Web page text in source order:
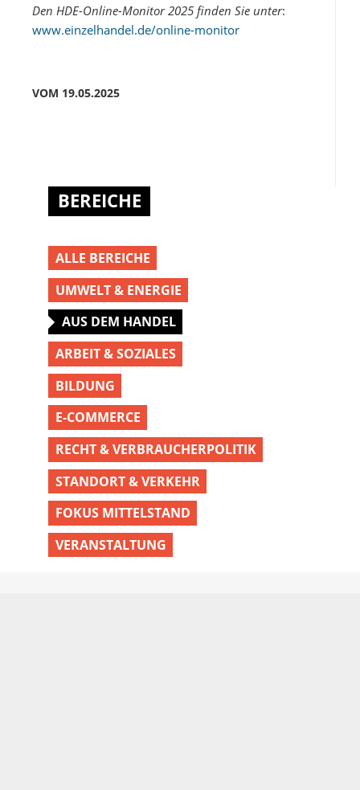
Den HDE-Online-Monitor 2025 finden Sie unter:
www.einzelhandel.de/online-monitor
VOM 19.05.2025
BEREICHE
ALLE BEREICHE
UMWELT & ENERGIE
AUS DEM HANDEL
ARBEIT & SOZIALES
BILDUNG
E-COMMERCE
RECHT & VERBRAUCHERPOLITIK
STANDORT & VERKEHR
FOKUS MITTELSTAND
VERANSTALTUNG